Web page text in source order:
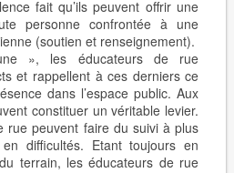
fait qu’ils peuvent offrir une
personne confrontée à une
(soutien et renseignement).
», les éducateurs de rue
et rappellent à ces derniers ce
dans l’espace public. Aux
constituer un véritable levier.
rue peuvent faire du suivi à plus
difficultés. Etant toujours en
terrain, les éducateurs de rue